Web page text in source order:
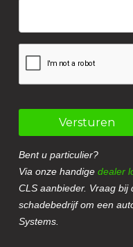
Versturen
Bent u particulier?
Via onze handigedealer
CLS aanbieder. Vraag
schadebedrijf om een
Systems.